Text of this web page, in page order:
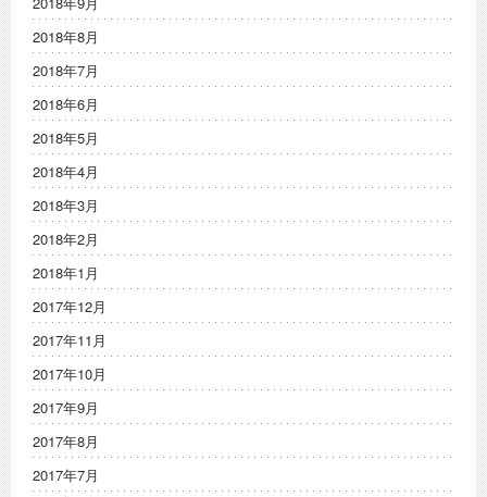
2018年8月
2018年7月
2018年6月
2018年5月
2018年4月
2018年3月
2018年2月
2018年1月
2017年12月
2017年11月
2017年10月
2017年9月
2017年8月
2017年7月